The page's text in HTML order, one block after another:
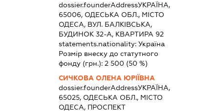
dossier.founderAddressУКРАЇНА,
65006, ОДЕСЬКА ОБЛ., МІСТО
ОДЕСА, ВУЛ. БАЛКІВСЬКА,
БУДИНОК 32-А, КВАРТИРА 92
statements.nationality: Україна
Розмір внеску до статутного
фонду (грн.): 2 500 (50 %)
СИЧКОВА ОЛЕНА ЮРІЇВНА
dossier.founderAddressУКРАЇНА,
65025, ОДЕСЬКА ОБЛ., МІСТО
ОДЕСА, ПРОСПЕКТ